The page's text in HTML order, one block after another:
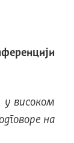
у високом
на